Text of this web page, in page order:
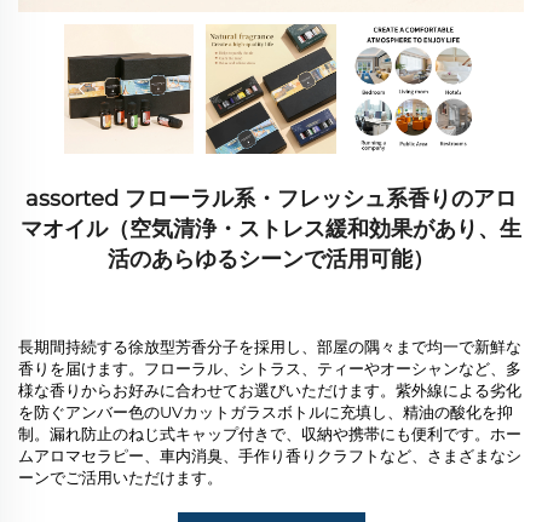
assorted フローラル系・フレッシュ系香りのアロ
マオイル（空気清浄・ストレス緩和効果があり、生
活のあらゆるシーンで活用可能）
長期間持続する徐放型芳香分子を採用し、部屋の隅々まで均一で新鮮な
香りを届けます。フローラル、シトラス、ティーやオーシャンなど、多
様な香りからお好みに合わせてお選びいただけます。紫外線による劣化
を防ぐアンバー色のUVカットガラスボトルに充填し、精油の酸化を抑
制。漏れ防止のねじ式キャップ付きで、収納や携帯にも便利です。ホー
ムアロマセラピー、車内消臭、手作り香りクラフトなど、さまざまなシ
ーンでご活用いただけます。